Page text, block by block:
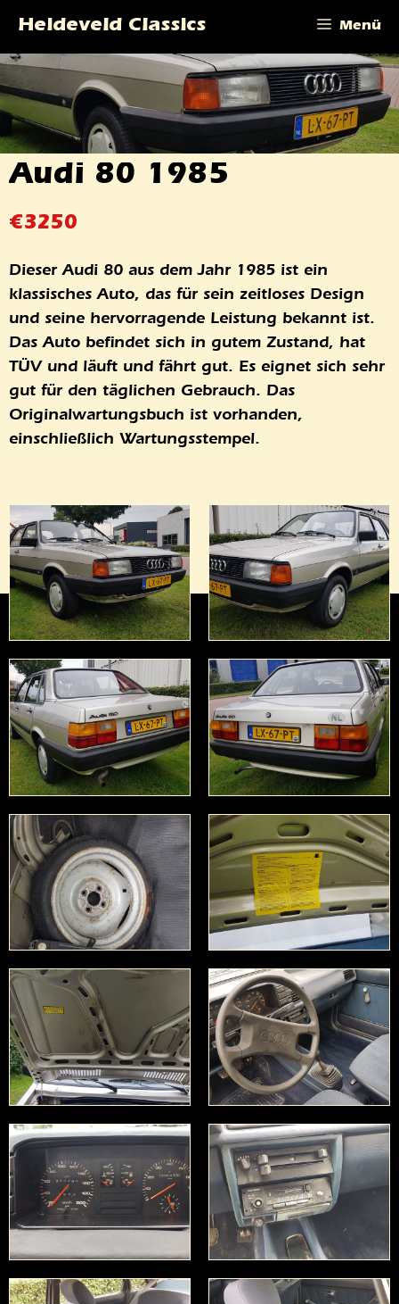
Inhalt
springen
Heideveld Classics Menü
Audi 80 1985
€3250
Dieser Audi 80 aus dem Jahr 1985 ist ein
klassisches Auto, das für sein zeitloses Design
und seine hervorragende Leistung bekannt ist.
Das Auto befindet sich in gutem Zustand, hat
TÜV und läuft und fährt gut. Es eignet sich sehr
gut für den täglichen Gebrauch. Das
Originalwartungsbuch ist vorhanden,
einschließlich Wartungsstempel.